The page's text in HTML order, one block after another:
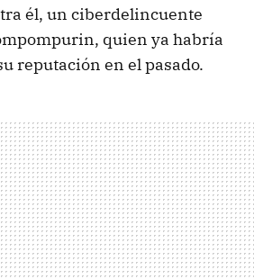
él, un ciberdelincuente
quien ya habría
reputación en el pasado.